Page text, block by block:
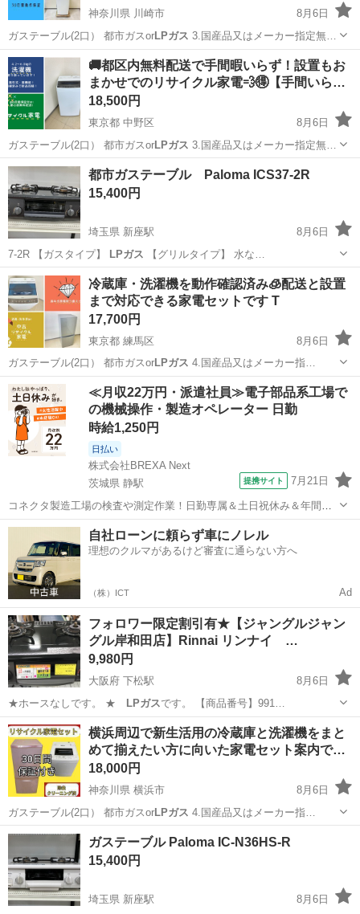
神奈川県 川崎市
8月6日
ガステーブル(2口） 都市ガスorLPガス 3.国産品又はメーカー指定無…
神奈川 川崎市 生活家電 IRSD
🚚都区内無料配送で手間暇いらず！設置もお
まかせでのリサイクル家電💨🉐【手間いら…
18,500円
東京都 中野区
8月6日
ガステーブル(2口） 都市ガスorLPガス 3.国産品又はメーカー指定無…
東京 中野区 生活家電 取り付け
都市ガステーブル Paloma ICS37-2R
15,400円
埼玉県 新座駅
8月6日
7-2R 【ガスタイプ】 LPガス 【グリルタイプ】 水な…
埼玉 新座市 新座駅 調理器具 Paloma
冷蔵庫・洗濯機を動作確認済み🧊配送と設置
まで対応できる家電セットです T
17,700円
東京都 練馬区
8月6日
ガステーブル(2口） 都市ガスorLPガス 4.国産品又はメーカー指…
東京 練馬区 生活家電 AQUA
≪月収22万円・派遣社員≫電子部品系工場で
の機械操作・製造オペレーター 日勤
時給1,250円
日払い
株式会社BREXA Next
茨城県 静駅
提携サイト 7月21日
コネクタ製造工場の検査や測定作業！日勤専属＆土日祝休み＆年間休
日128日★クリーンルーム内作業★マイカー通勤OK＆無料駐車場あり
★就業先食堂利用可！日払い制度あり！《茨城県常陸大宮市》 人気の
工場のお仕事 ◇コネクタ製造工...
茨城 常陸大宮市 その他
自社ローンに頼らず車にノレル
理想のクルマがあるけど審査に通らない方へ
（株）ICT Ad
フォロワー限定割引有★【ジャングルジャン
グル岸和田店】Rinnai リンナイ …
9,980円
大阪府 下松駅
8月6日
★ホースなしです。 ★
LPガス です。 【商品番号】991…
大阪 岸和田市 下松駅 調理器具 ジャングル
横浜周辺で新生活用の冷蔵庫と洗濯機をまと
めて揃えたい方に向いた家電セット案内で…
18,000円
神奈川県 横浜市
8月6日
ガステーブル(2口） 都市ガスorLPガス 4.国産品又はメーカー指…
神奈川 横浜市 キッチン家電
ガステーブル Paloma IC-N36HS-R
15,400円
埼玉県 新座駅
8月6日